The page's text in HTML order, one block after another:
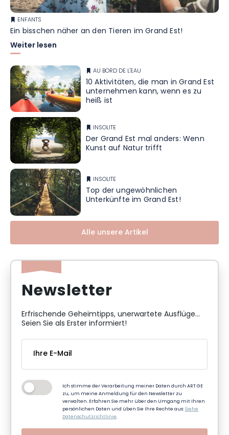
ENFANTS
Ein bisschen näher an den Tieren im Grand Est!
Weiter lesen
AU BORD DE L'EAU
10 Aktivitäten, die man in Grand Est
unternehmen kann, wenn es zu
heiß ist
INSOLITE
Der Grand Est mal anders: Wenn
Kunst auf Natur trifft
INSOLITE
Top der ungewöhnlichen
Unterkünfte im Grand Est!
Alle unsere Artikel
Newsletter
Erfrischende Geheimtipps, unerwartete Ausflüge...
Seien Sie als Erster informiert!
Ich stimme der Verarbeitung meiner Daten durch ART GE
zu, um meine Anmeldung für den Newsletter zu
verwalten. Erfahren Sie mehr über den Umgang mit Ihren
persönlichen Daten und üben Sie Ihre Rechte aus:Siehe
Datenschutzrichtlinie.